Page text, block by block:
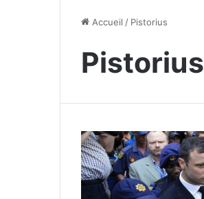
Accueil / Pistorius
Pistorius